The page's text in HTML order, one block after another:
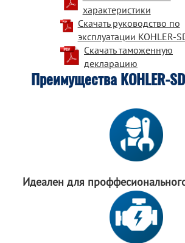
характеристики
Скачать руководство по
эксплуатации KOHLER-
Скачать таможенную
декларацию
Преимущества KOHLER-
Идеален для